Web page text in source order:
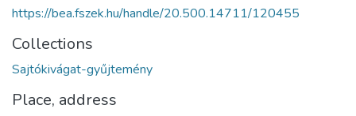
https://bea.fszek.hu/handle/20.500.14711/120455
Collections
Sajtókivágat-gyűjtemény
Place, address